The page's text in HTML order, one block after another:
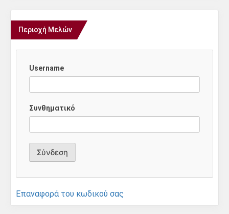
Περιοχή Μελών
Username
Συνθηματικό
Επαναφορά του κωδικού σας